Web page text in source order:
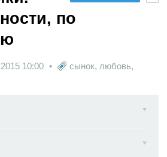
по
10:00 сынок, любовь,